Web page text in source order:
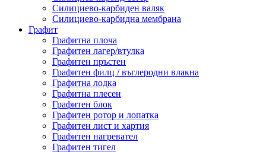
Силициево-карбиден валяк
Силициево-карбидна мембрана
Графит
Графитна плоча
Графитен лагер/втулка
Графитен пръстен
Графитен филц / въглеродни влакна
Графитна лодка
Графитна плесен
Графитен блок
Графитен ротор и лопатка
Графитен лист и хартия
Графитен нагревател
Графитен тигел